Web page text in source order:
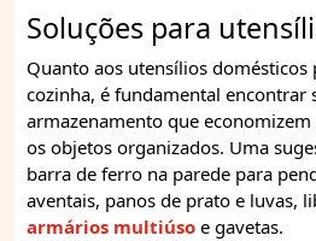
Soluções para
Quanto aos utensílios domésticos
cozinha, é fundamental encontrar
armazenamento que
os objetos organizados. Uma
barra de ferro na parede para
aventais, panos de prato e luvas,
armários multiúso e gavetas.